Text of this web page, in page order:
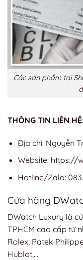
Các sản phẩm tại
THÔNG TIN LIÊN
Địa chỉ: Nguyễn
Website: https://
Hotline/Zalo:
Cửa hàng
DWatch Luxury là
TPHCM cao cấp từ
Rolex, Patek
Hublot,…